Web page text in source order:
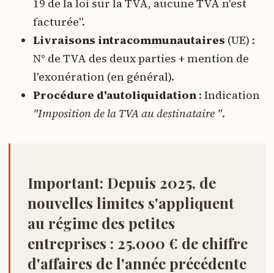
19 de la loi sur la TVA, aucune TVA n'est
facturée".
Livraisons intracommunautaires (UE) :
N° de TVA des deux parties + mention de
l'exonération (en général).
Procédure d'autoliquidation : Indication
"Imposition de la TVA au destinataire ".
Important: Depuis 2025, de
nouvelles limites s'appliquent
au régime des petites
entreprises : 25.000 € de chiffre
d'affaires de l'année précédente